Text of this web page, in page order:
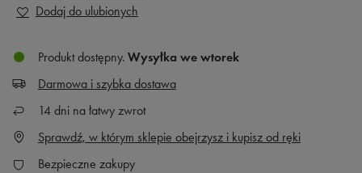
Dodaj do ulubionych
Produkt dostępny Wysyłka we wtorek
Darmowa i szybka dostawa
14 dni na łatwy zwrot
Sprawdź, w którym sklepie obejrzysz i kupisz od ręki
Bezpieczne zakupy